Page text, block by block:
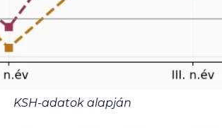
KSH-adatok alapján